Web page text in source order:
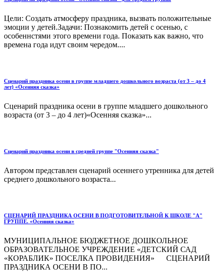
Цели: Создать атмосферу праздника, вызвать положительные
эмоции у детей.Задачи: Познакомить детей с осенью, с
особеннстями этого времени года. Показать как важно, что
времена года идут своим чередом....
Сценарий праздника осени в группе младшего дошкольного возраста (от 3 – до 4
лет) «Осенняя сказка»
Сценарий праздника осени в группе младшего дошкольного
возраста (от 3 – до 4 лет)«Осенняя сказка»...
Сценарий праздника осени в средней группе "Осенняя сказка"
Автором представлен сценарий осеннего утренника для детей
среднего дошкольного возраста...
СЦЕНАРИЙ ПРАЗДНИКА ОСЕНИ В ПОДГОТОВИТЕЛЬНОЙ К ШКОЛЕ "А"
ГРУППЕ. «Осенняя сказка»
МУНИЦИПАЛЬНОЕ БЮДЖЕТНОЕ ДОШКОЛЬНОЕ
ОБРАЗОВАТЕЛЬНОЕ УЧРЕЖДЕНИЕ «ДЕТСКИЙ САД
«КОРАБЛИК» ПОСЕЛКА ПРОВИДЕНИЯ» СЦЕНАРИЙ
ПРАЗДНИКА ОСЕНИ В ПО...